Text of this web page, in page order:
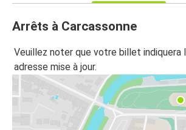
Arrêts à Carcassonne
Veuillez noter que votre billet indiquera
adresse mise à jour.